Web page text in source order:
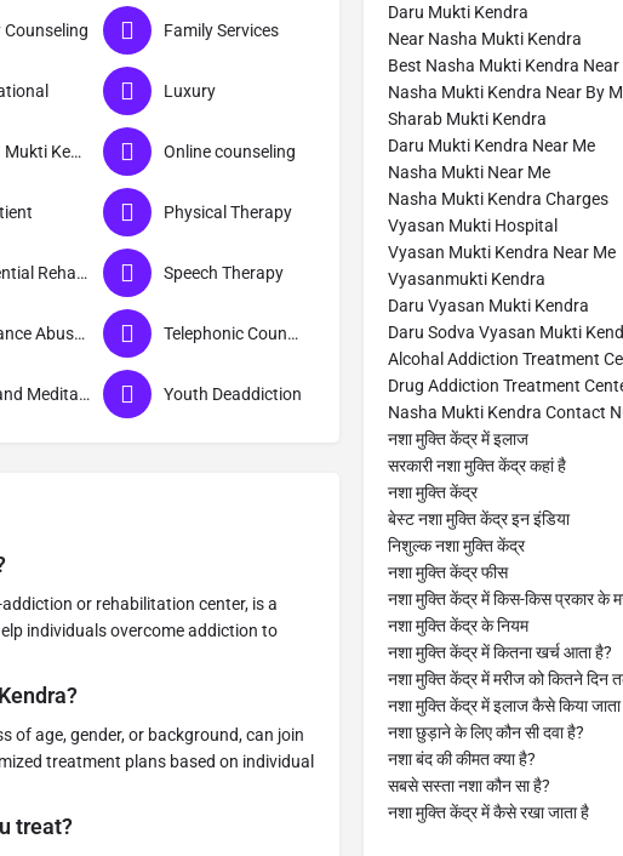
Counseling Family Services
Luxury
Nasha Mukti Kendra Online counseling
Physical Therapy
Residential Rehabilitation Speech Therapy
Substance Abuse Counselling Telephonic Counselling
Yoga and Meditation Youth Deaddiction
or rehabilitation center, is a
individuals overcome addiction to
of age, gender, or background, can join
treatment plans based on individual
treat?
Daru Mukti Kendra
Near Nasha Mukti Kendra
Best Nasha Mukti Kendra Near
Nasha Mukti Kendra Near By
Sharab Mukti Kendra
Daru Mukti Kendra Near Me
Nasha Mukti Near Me
Nasha Mukti Kendra Charges
Vyasan Mukti Hospital
Vyasan Mukti Kendra Near Me
Vyasanmukti Kendra
Daru Vyasan Mukti Kendra
Daru Sodva Vyasan Mukti
Alcohal Addiction Treatment
Drug Addiction Treatment
Nasha Mukti Kendra Contact
नशा मुक्ति केंद्र में इलाज
सरकारी नशा मुक्ति केंद्र कहां है
नशा मुक्ति केंद्र
बेस्ट नशा मुक्ति केंद्र इन इंडिया
निशुल्क नशा मुक्ति केंद्र
नशा मुक्ति केंद्र फीस
नशा मुक्ति केंद्र में किस-किस प्रकार के
नशा मुक्ति केंद्र के नियम
नशा मुक्ति केंद्र में कितना खर्च आता है?
नशा मुक्ति केंद्र में मरीज को कितने दिन
नशा मुक्ति केंद्र में इलाज कैसे किया
नशा छुड़ाने के लिए कौन सी दवा है?
नशा बंद की कीमत क्या है?
सबसे सस्ता नशा कौन सा है?
नशा मुक्ति केंद्र में कैसे रखा जाता है